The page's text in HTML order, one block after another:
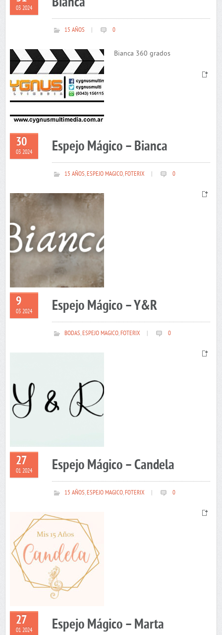
03 2024
15 AÑOS 0
Bianca 360 grados
30
03 2024 Espejo Mágico – Bianca
15 AÑOS,ESPEJO MAGICO,FOTERIX 0
9
03 2024 Espejo Mágico – Y&R
BODAS,ESPEJO MAGICO,FOTERIX 0
27
01 2024 Espejo Mágico – Candela
15 AÑOS,ESPEJO MAGICO,FOTERIX 0
27
01 2024 Espejo Mágico – Marta